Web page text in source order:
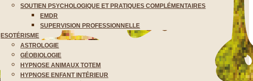
SOUTIEN PSYCHOLOGIQUE ET PRATIQUES COMPLÉMENTAIRES
EMDR
SUPERVISION PROFESSIONNELLE
ESOTÉRISME
ASTROLOGIE
GÉOBIOLOGIE
HYPNOSE ANIMAUX TOTEM
HYPNOSE ENFANT INTÉRIEUR